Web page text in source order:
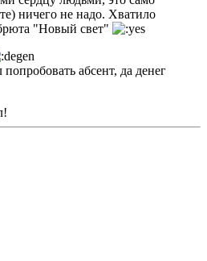
ничего не надо. Хватило
"Новый свет"
абсент, да денег